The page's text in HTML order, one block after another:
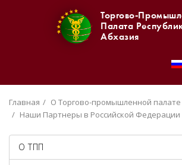
Торгово-
Палата
Абхазия
Главная О Торгово-промышленной палате
Наши Партнеры в Российской Федерации
О ТПП